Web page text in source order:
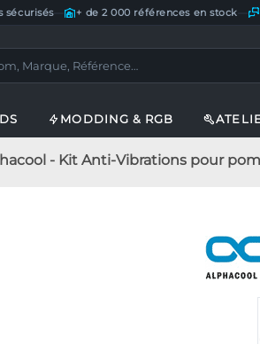
sécurisés— + de 2 000 références en stock
MODDING & RGB
- Kit Anti-Vibrations pour